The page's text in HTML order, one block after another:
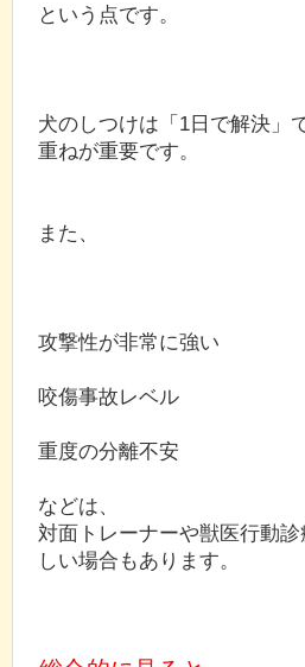
という点です。
犬のしつけは「1日で解決」
重ねが重要です。
また、
攻撃性が非常に強い
咬傷事故レベル
重度の分離不安
などは、
対面トレーナーや獣医行動
しい場合もあります。